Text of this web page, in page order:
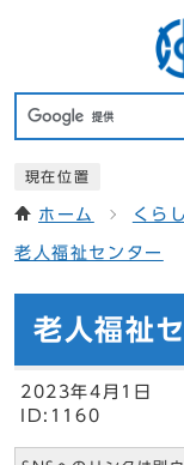
現在位置
ホーム くら
老人福祉センター
老人福祉
2023年4月1日
ID:1160